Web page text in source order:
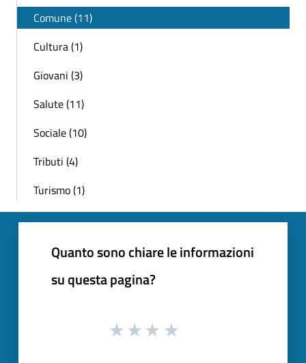
Comune (11)
Cultura (1)
Giovani (3)
Salute (11)
Sociale (10)
Tributi (4)
Turismo (1)
Quanto sono chiare le informazioni
su questa pagina?